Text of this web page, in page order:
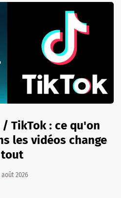
TikTok : ce qu'on
les vidéos change
tout
août 2026